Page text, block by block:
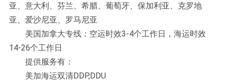
亚、意大利、芬兰、希腊、葡萄牙、保加利亚、克罗地
亚、爱沙尼亚、罗马尼亚
美国加拿大专线：空运时效3-4个工作日，海运时效
14-26个工作日
提供服务有：
美加海运双清DDP,DDU